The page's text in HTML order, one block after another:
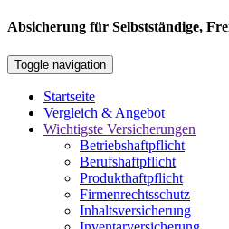
Absicherung für Selbstständige,
Toggle navigation
Startseite
Vergleich & Angebot
Wichtigste Versicherungen
Betriebshaftpflicht
Berufshaftpflicht
Produkthaftpflicht
Firmenrechtsschutz
Inhaltsversicherung